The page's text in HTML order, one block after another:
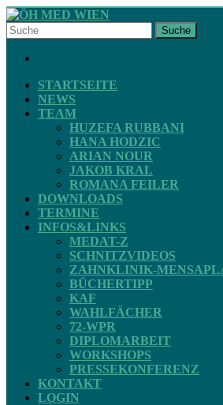
Skip
to
content
ÖH
MED
WIEN
ZAHNMEDIZIN
Suche
STARTSEITE
NEWS
TEAM
HUZEFA RUBBANI
HANA HODZIC
ARIAN NOUR
JAKOB KRAL
ROMANA FEILER
DOWNLOADS
TERMINE
INFOS&LINKS
MEDAT-Z
SCHNITZVIDEOS
ZAHNKLINIK-
BÜCHERTIPP
KAF
WAHLFÄCHER
72-WPR
DIPLOMARBEIT
WORKSHOPS
PRESSEKONFERENZ
KONTAKT
LOGIN